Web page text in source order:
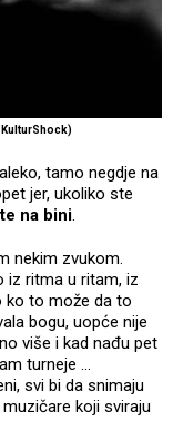
tamo negdje na
jer, ukoliko ste
na bini.
nekim zvukom.
iz ritma u ritam, iz
ko to može da to
bogu, uopće nije
više i kad nađu pet
turneje ...
svi bi da snimaju
koji sviraju